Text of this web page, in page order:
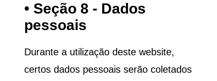
• Seção 8 - Dados
pessoais
Durante a utilização deste website,
certos dados pessoais serão coletados